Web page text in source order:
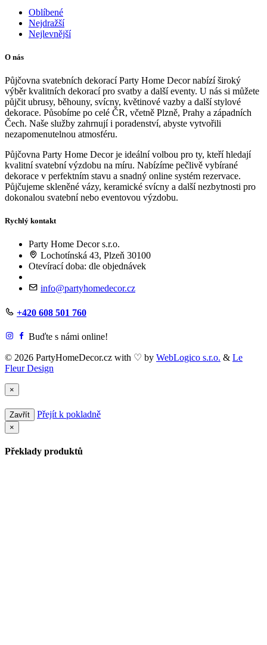
Oblíbené
Nejdražší
Nejlevnější
O nás
Půjčovna svatebních dekorací Party Home Decor nabízí široký
výběr kvalitních dekorací pro svatby a další eventy. U nás si můžete
půjčit ubrusy, běhouny, svícny, květinové vazby a další stylové
dekorace. Působíme po celé ČR, včetně Plzně, Prahy a západních
Čech. Naše služby zahrnují i poradenství, abyste vytvořili
nezapomenutelnou atmosféru.
Půjčovna Party Home Decor je ideální volbou pro ty, kteří hledají
kvalitní svatební výzdobu na míru. Nabízíme pečlivě vybírané
dekorace v perfektním stavu a snadný online systém rezervace.
Půjčujeme skleněné vázy, keramické svícny a další nezbytnosti pro
dokonalou svatební nebo eventovou výzdobu.
Rychlý kontakt
Party Home Decor s.r.o.
Lochotínská 43, Plzeň 30100
Otevírací doba: dle objednávek
info@partyhomedecor.cz
+420 608 501 760
Buďte s námi online!
© 2026 PartyHomeDecor.cz with ♡ by WebLogico s.r.o. & Le
Fleur Design
×
Zavřít Přejít k pokladně
×
Překlady produktů